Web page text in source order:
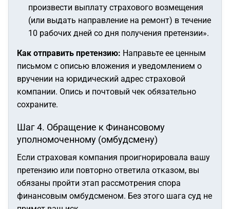
произвести выплату страхового возмещения
(или выдать направление на ремонт) в течение
10 рабочих дней со дня получения претензии».
Как отправить претензию: Направьте ее ценным
письмом с описью вложения и уведомлением о
вручении на юридический адрес страховой
компании. Опись и почтовый чек обязательно
сохраните.
Шаг 4. Обращение к Финансовому
уполномоченному (омбудсмену)
Если страховая компания проигнорировала вашу
претензию или повторно ответила отказом, вы
обязаны пройти этап рассмотрения спора
финансовым омбудсменом. Без этого шага суд не